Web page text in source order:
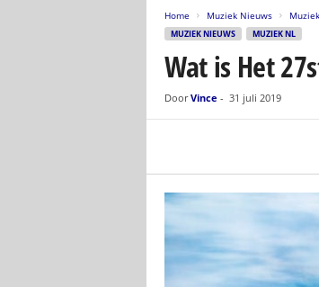
Home Muziek Nieuws
MUZIEK NIEUWS MUZIEK NL
Wat is Het
Door Vince - 31 juli 2019